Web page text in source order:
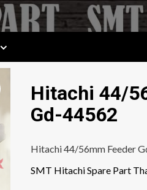
Hitachi 44/
Gd-44562
Hitachi 44/56mm Feeder
SMT Hitachi Spare Part